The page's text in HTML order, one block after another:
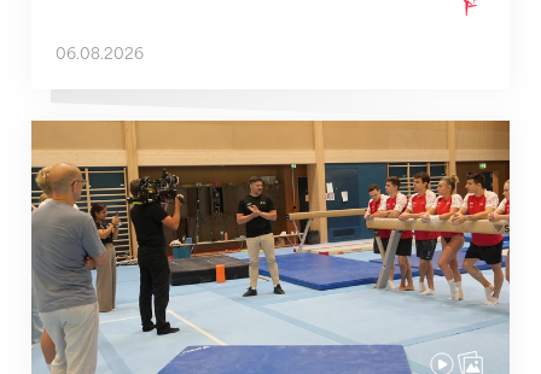
06.08.2026
Mit klaren Zielen nach Zagreb